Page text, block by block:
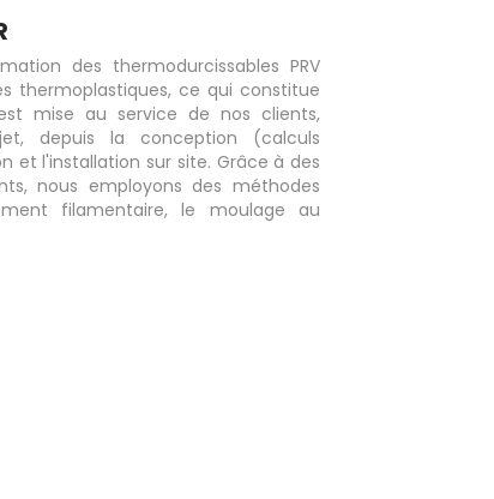
des thermodurcissables PRV
thermoplastiques, ce qui constitue
mise au service de nos clients,
depuis la conception (calculs
et l'installation sur site. Grâce à des
nous employons des méthodes
filamentaire, le moulage au